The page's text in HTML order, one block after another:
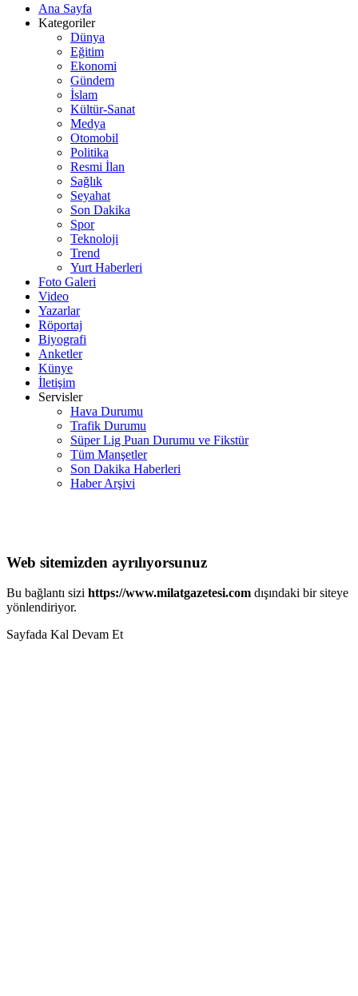
Ana Sayfa
Kategoriler
Dünya
Eğitim
Ekonomi
Gündem
İslam
Kültür-Sanat
Medya
Otomobil
Politika
Resmi İlan
Sağlık
Seyahat
Son Dakika
Spor
Teknoloji
Trend
Yurt Haberleri
Foto Galeri
Video
Yazarlar
Röportaj
Biyografi
Anketler
Künye
İletişim
Servisler
Hava Durumu
Trafik Durumu
Süper Lig Puan Durumu ve Fikstür
Tüm Manşetler
Son Dakika Haberleri
Haber Arşivi
Web sitemizden ayrılıyorsunuz
Bu bağlantı sizi https://www.milatgazetesi.com dışındaki bir siteye
yönlendiriyor.
Sayfada Kal Devam Et